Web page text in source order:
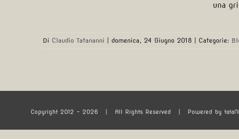
una
Di Claudio Tatananni domenica, 24 Giugno 2018 Categorie:
Copyright 2012 - 2026 | All Rights Reserved | Powered by